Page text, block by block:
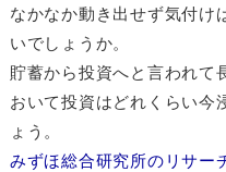
なかなか動き出せず気付
いでしょうか。
貯蓄から投資へと言われて
おいて投資はどれくらい今
ょう。
みずほ総合研究所のリサー